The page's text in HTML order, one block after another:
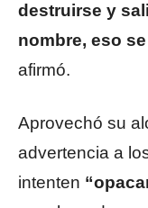
destruirse y
nombre, eso
afirmó.
Aprovechó su
advertencia a
intenten